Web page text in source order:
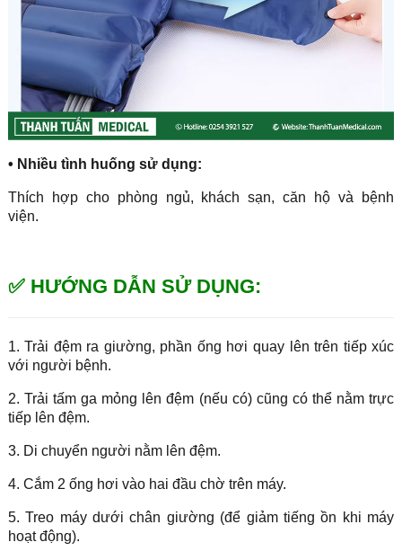
• Nhiều tình huống sử dụng:
Thích hợp cho phòng ngủ, khách sạn, căn hộ và bệnh
viện.
✅ HƯỚNG DẪN SỬ DỤNG:
1. Trải đệm ra giường, phần ống hơi quay lên trên tiếp xúc
với người bệnh.
2. Trải tấm ga mỏng lên đệm (nếu có) cũng có thể nằm trực
tiếp lên đệm.
3. Di chuyển người nằm lên đệm.
4. Cắm 2 ống hơi vào hai đầu chờ trên máy.
5. Treo máy dưới chân giường (để giảm tiếng ồn khi máy
hoạt động).